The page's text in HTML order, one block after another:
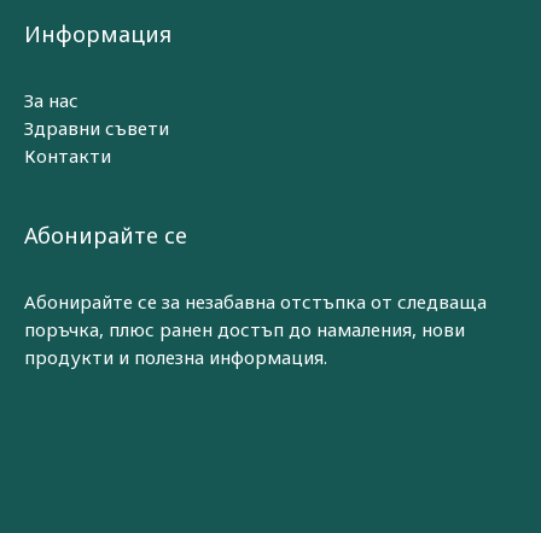
Информация
За нас
Здравни съвети
Контакти
Абонирайте се
Абонирайте се за незабавна отстъпка от следваща
поръчка, плюс ранен достъп до намаления, нови
продукти и полезна информация.